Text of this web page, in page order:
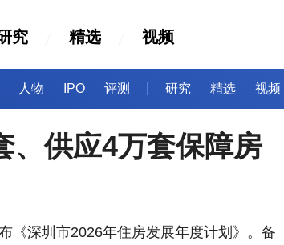
究 精选 视频
人物 IPO 评测 研究 精选 视频
、供应4万套保障房
《深圳市2026年住房发展年度计划》。备